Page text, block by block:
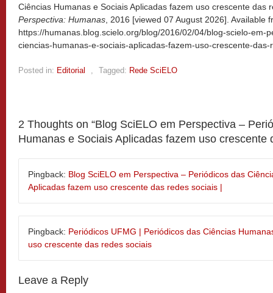
Ciências Humanas e Sociais Aplicadas fazem uso crescente das
Perspectiva: Humanas , 2016 [viewed 07 August 2026]. Available
https://humanas.blog.scielo.org/blog/2016/02/04/blog-scielo-em-
ciencias-humanas-e-sociais-aplicadas-fazem-uso-crescente-das-
Posted in: Editorial Tagged: Rede SciELO
2 Thoughts on “Blog SciELO em Perspectiva –
Humanas e Sociais Aplicadas fazem uso crescente
Pingback: Blog SciELO em Perspectiva – Periódicos das
Aplicadas fazem uso crescente das redes sociais |
Pingback: Periódicos UFMG | Periódicos das Ciências
uso crescente das redes sociais
Leave a Reply